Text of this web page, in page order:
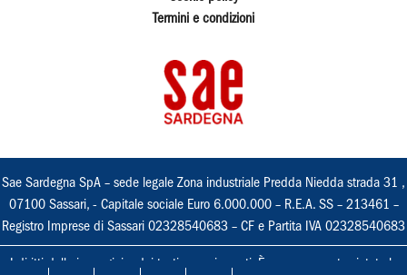
Termini e condizioni
Sae Sardegna SpA – sede legale Zona industriale Predda Niedda strada 31 ,
07100 Sassari, - Capitale sociale Euro 6.000.000 – R.E.A. SS – 213461 –
Registro Imprese di Sassari 02328540683 – CF e Partita IVA 02328540683
I diritti delle immagini e dei testi sono riservati. È espressamente vietata la